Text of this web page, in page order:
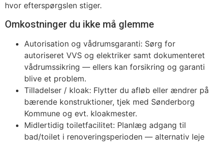
hvor efterspørgslen stiger.
Omkostninger du ikke må glemme
Autorisation og vådrumsgaranti: Sørg for
autoriseret VVS og elektriker samt dokumenteret
vådrumssikring — ellers kan forsikring og garanti
blive et problem.
Tilladelser / kloak: Flytter du afløb eller ændrer på
bærende konstruktioner, tjek med Sønderborg
Kommune og evt. kloakmester.
Midlertidig toiletfacilitet: Planlæg adgang til
bad/toilet i renoveringsperioden — alternativ leje